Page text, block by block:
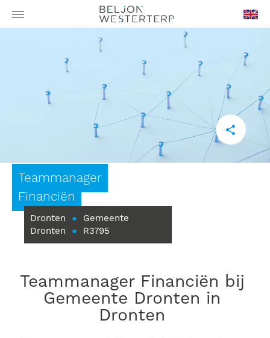
GB
Teammanager
Financiën
Dronten ●
Gemeente
Dronten
● R3795
Teammanager Financiën bij
Gemeente Dronten in
Dronten